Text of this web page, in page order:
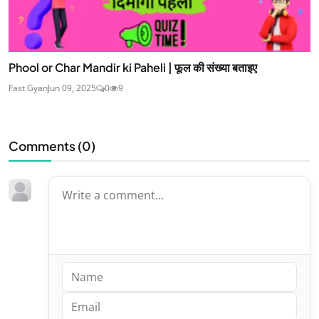
Phool or Char Mandir ki Paheli | फूल की संख्या बताइए
Fast GyanJun 09, 2025 0 9
Comments (0)